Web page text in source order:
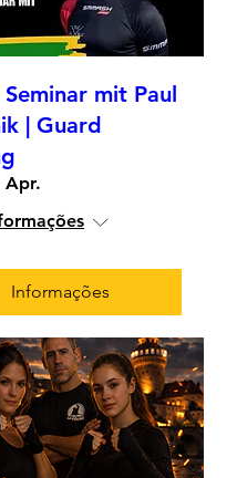
mit Paul
| Guard
Apr.
Informações